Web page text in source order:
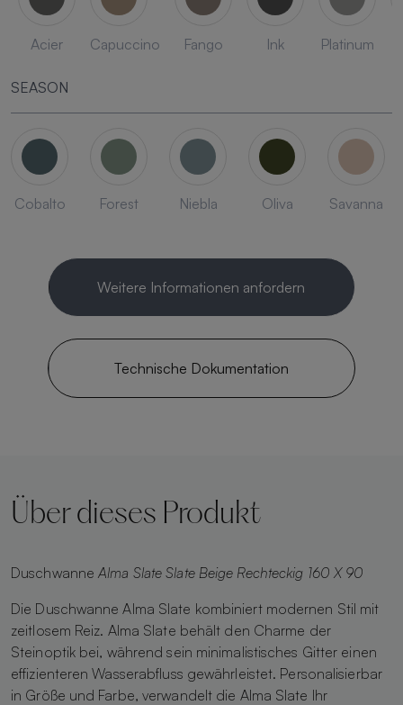
Acier Capuccino Fango Ink Platinum
SEASON
Cobalto Forest Niebla Oliva Savanna
Weitere Informationen anfordern
Technische Dokumentation
Über dieses Produkt
DuschwanneAlma Slate Slate Beige Rechteckig 160 X 90
Die Duschwanne Alma Slate kombiniert modernen Stil mit
zeitlosem Reiz. Alma Slate behält den Charme der
Steinoptik bei, während sein minimalistisches Gitter einen
effizienteren Wasserabfluss gewährleistet. Personalisierbar
in Größe und Farbe, verwandelt die Alma Slate Ihr